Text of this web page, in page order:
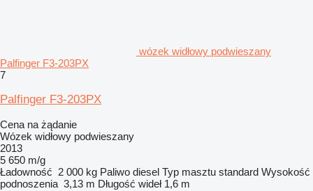
wózek widłowy podwieszany
Palfinger F3-203PX
7
Palfinger F3-203PX
Cena na żądanie
Wózek widłowy podwieszany
2013
5 650 m/g
Ładowność 2 000 kg Paliwo diesel Typ masztu standard Wysokość
podnoszenia 3,13 m Długość wideł 1,6 m